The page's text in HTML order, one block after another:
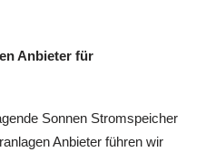
Anbieter für
Sonnen Stromspeicher
Anbieter führen wir